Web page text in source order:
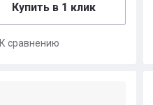
Купить в 1 клик
К сравнению